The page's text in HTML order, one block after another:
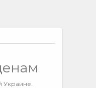
Украине.